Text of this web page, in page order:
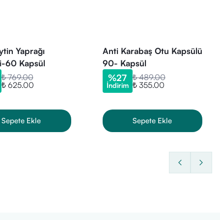
Yaprağı
60 Kapsül
₺ 769.00
₺ 625.00
Sepete Ekle
Anti Karabaş Otu Kapsülü
90- Kapsül
%27
İndirim
₺ 489.00
₺ 355.00
Sepete Ekle